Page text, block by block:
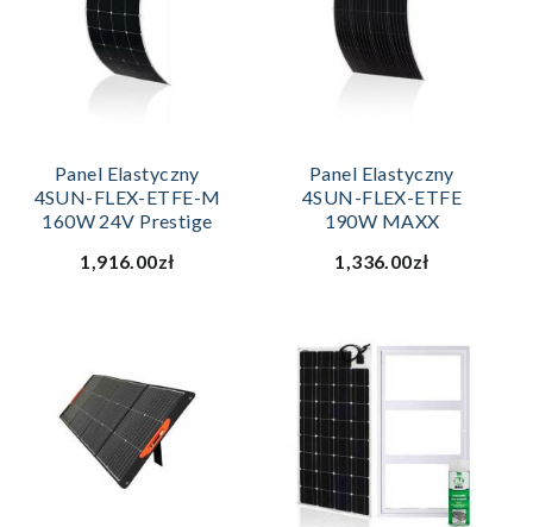
Panel Elastyczny
4SUN-FLEX-ETFE-M
160W 24V Prestige
1,916.00zł
Panel Elastyczny
4SUN-FLEX-ETFE
190W MAXX
1,336.00zł